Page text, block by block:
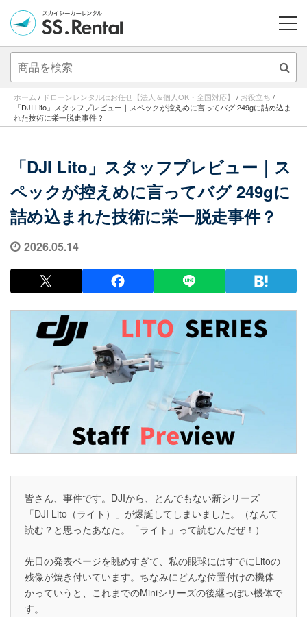
ホーム / ドローンレンタルはお任せ【法人＆個人OK・全国対応】 / お役立ち /
「DJI Lito」スタッフプレビュー｜スペックが控えめに言ってバグ 249gに詰め込ま
れた技術に栄一脱走事件？
「DJI Lito」スタッフプレビュー｜ス
ペックが控えめに言ってバグ 249gに
詰め込まれた技術に栄一脱走事件？
2026.05.14
皆さん、事件です。DJIから、とんでもない新シリーズ
「DJI Lito（ライト）」が爆誕してしまいました。（なんて
読む？と思ったあなた。「ライト」って読むんだぜ！）
先日の発表ページを眺めすぎて、私の眼球にはすでにLitoの
残像が焼き付いています。ちなみにどんな位置付けの機体
かっていうと、これまでのMiniシリーズの後継っぽい機体で
す。